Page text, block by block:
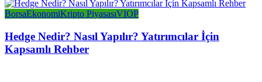
BorsaEkonomiKripto PiyasasıVIOP
Hedge Nedir? Nasıl Yapılır? Yatırımcılar İçin
Kapsamlı Rehber